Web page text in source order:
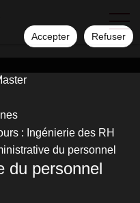
Accepter Refuser
: Ingénierie des RH
du personnel
du personnel